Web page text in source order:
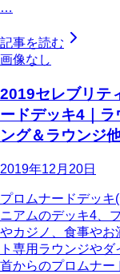
…
記事を読む
画像なし
2019セレブリテ
ードデッキ4｜
ング＆ラウンジ
2019年12月20日
プロムナードデッキ
ニアムのデッキ4、
やカジノ、食事やお
ト専用ラウンジや
首からのプロムナー